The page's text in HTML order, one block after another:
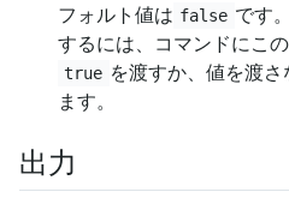
フォルト値は false です
するには、コマンドにこ
true を渡すか、値を渡
ます。
出力